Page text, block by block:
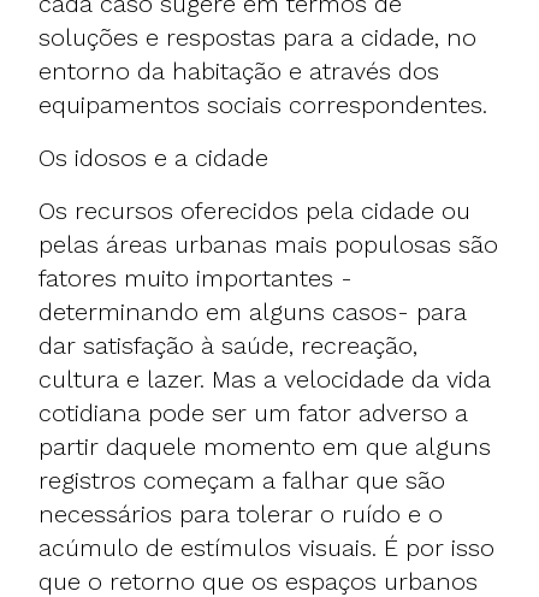
soluções e respostas para a cidade, no
entorno da habitação e através dos
equipamentos sociais correspondentes.
Os idosos e a cidade
Os recursos oferecidos pela cidade ou
pelas áreas urbanas mais populosas são
fatores muito importantes -
determinando em alguns casos- para
dar satisfação à saúde, recreação,
cultura e lazer. Mas a velocidade da vida
cotidiana pode ser um fator adverso a
partir daquele momento em que alguns
registros começam a falhar que são
necessários para tolerar o ruído e o
acúmulo de estímulos visuais. É por isso
que o retorno que os espaços urbanos